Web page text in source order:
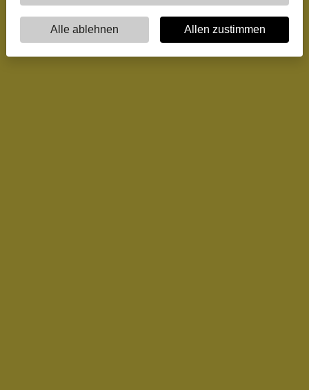
Alle ablehnen Allen zustimmen